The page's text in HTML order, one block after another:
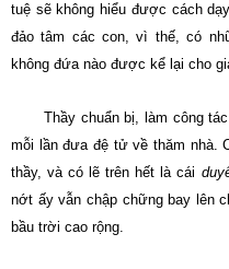
tuệ sẽ không hiểu được cách
đảo tâm các con, vì thế, có
không đứa nào được kể lại cho
Thầy chuẩn bị, làm công
mỗi lần đưa đệ tử về thăm nhà.
thầy, và có lẽ trên hết là cái
nớt ấy vẫn chập chững bay lên
bầu trời cao rộng.